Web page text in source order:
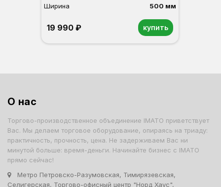
Ширина
500 мм
19 990 ₽ купить
О нас
Торгово-производственное объединение IMATO приветствует
Вас. Мы делаем торговое оборудование, опираясь на триаду:
практичность, прочность, цена. Не задерживаем Вас ни
минутой больше: время-деньги. Начинайте бизнес с IMATO
прямо сейчас!
Метро Петровско-Разумовская, Тимирязевская,
Селигерская, Торгово-офисный центр "Норд Хаус",